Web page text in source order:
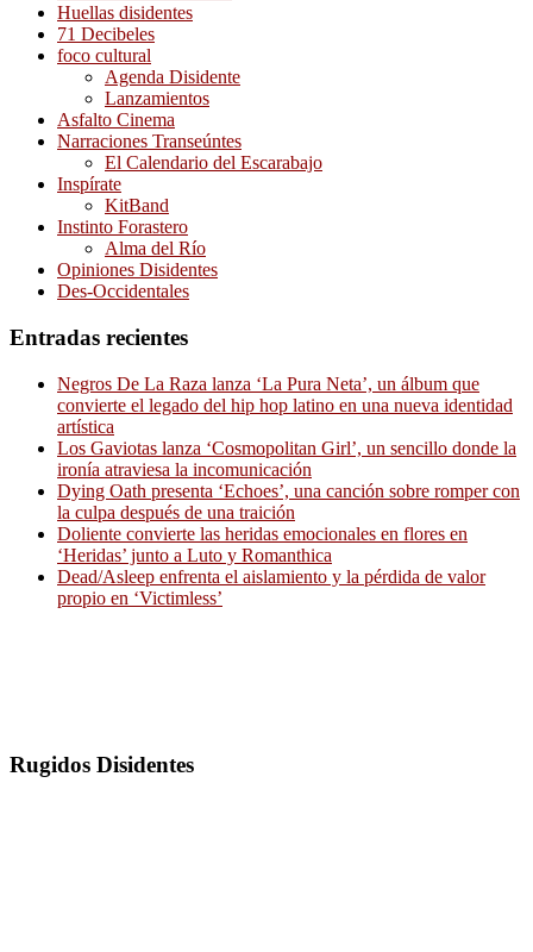
Huellas disidentes
71 Decibeles
foco cultural
Agenda Disidente
Lanzamientos
Asfalto Cinema
Narraciones Transeúntes
El Calendario del Escarabajo
Inspírate
KitBand
Instinto Forastero
Alma del Río
Opiniones Disidentes
Des-Occidentales
Entradas recientes
Negros De La Raza lanza ‘La Pura Neta’, un álbum que
convierte el legado del hip hop latino en una nueva identidad
artística
Los Gaviotas lanza ‘Cosmopolitan Girl’, un sencillo donde la
ironía atraviesa la incomunicación
Dying Oath presenta ‘Echoes’, una canción sobre romper con
la culpa después de una traición
Doliente convierte las heridas emocionales en flores en
‘Heridas’ junto a Luto y Romanthica
Dead/Asleep enfrenta el aislamiento y la pérdida de valor
propio en ‘Victimless’
Rugidos Disidentes